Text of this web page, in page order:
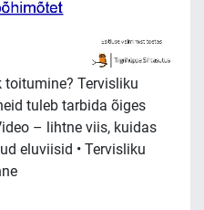
toitumine? Tervisliku
tuleb tarbida õiges
– lihtne viis, kuidas
eluviisid • Tervisliku